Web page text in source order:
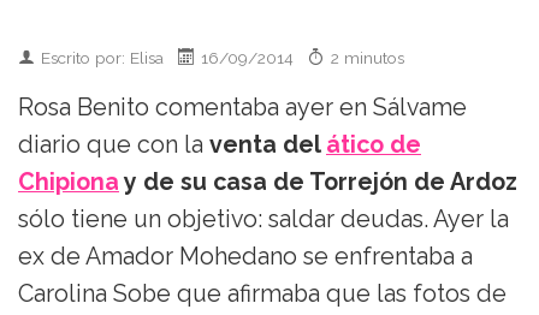
Escrito por: Elisa 16/09/2014 2 minutos
Rosa Benito comentaba ayer en Sálvame
diario que con la venta del ático de
Chipiona y de su casa de Torrejón de Ardoz
sólo tiene un objetivo: saldar deudas. Ayer la
ex de Amador Mohedano se enfrentaba a
Carolina Sobe que afirmaba que las fotos de